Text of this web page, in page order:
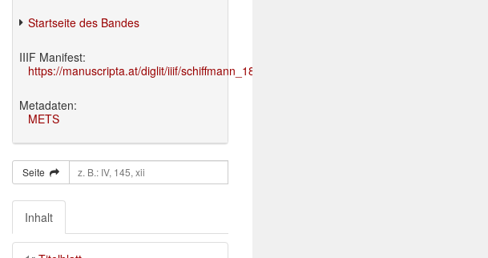
Startseite des Bandes
IIIF Manifest:
https://manuscripta.at/diglit/iiif/schiffmann_1895/manifest.json
Metadaten:
METS
Seite
Inhalt